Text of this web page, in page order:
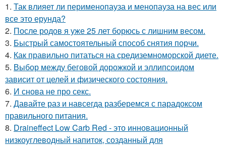
1. Так влияет ли перименопауза и менопауза на вес или
все это ерунда?
2. После родов я уже 25 лет борюсь с лишним весом.
3. Быстрый самостоятельный способ снятия порчи.
4. Как правильно питаться на средиземноморской диете.
5. Выбор между беговой дорожкой и эллипсоидом
зависит от целей и физического состояния.
6. И снова не про секс.
7. Давайте раз и навсегда разберемся с парадоксом
правильного питания.
8. Draineffect Low Carb Red - это инновационный
низкоуглеводный напиток, созданный для